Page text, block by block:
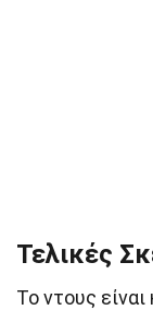
Τελικές
Το ντους